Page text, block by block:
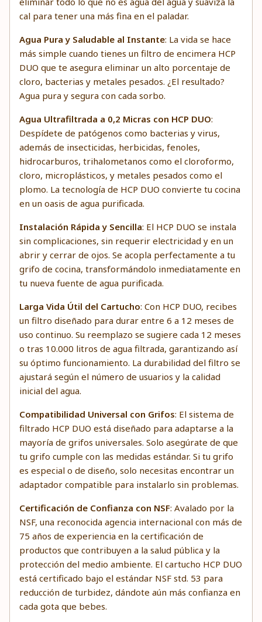
cal para tener una más fina en el paladar.
Agua Pura y Saludable al Instante: La vida se hace
más simple cuando tienes un filtro de encimera HCP
DUO que te asegura eliminar un alto porcentaje de
cloro, bacterias y metales pesados. ¿El resultado?
Agua pura y segura con cada sorbo.
Agua Ultrafiltrada a 0,2 Micras con HCP DUO:
Despídete de patógenos como bacterias y virus,
además de insecticidas, herbicidas, fenoles,
hidrocarburos, trihalometanos como el cloroformo,
cloro, microplásticos, y metales pesados como el
plomo. La tecnología de HCP DUO convierte tu cocina
en un oasis de agua purificada.
Instalación Rápida y Sencilla: El HCP DUO se instala
sin complicaciones, sin requerir electricidad y en un
abrir y cerrar de ojos. Se acopla perfectamente a tu
grifo de cocina, transformándolo inmediatamente en
tu nueva fuente de agua purificada.
Larga Vida Útil del Cartucho: Con HCP DUO, recibes
un filtro diseñado para durar entre 6 a 12 meses de
uso continuo. Su reemplazo se sugiere cada 12 meses
o tras 10.000 litros de agua filtrada, garantizando así
su óptimo funcionamiento. La durabilidad del filtro se
ajustará según el número de usuarios y la calidad
inicial del agua.
Compatibilidad Universal con Grifos: El sistema de
filtrado HCP DUO está diseñado para adaptarse a la
mayoría de grifos universales. Solo asegúrate de que
tu grifo cumple con las medidas estándar. Si tu grifo
es especial o de diseño, solo necesitas encontrar un
adaptador compatible para instalarlo sin problemas.
Certificación de Confianza con NSF: Avalado por la
NSF, una reconocida agencia internacional con más de
75 años de experiencia en la certificación de
productos que contribuyen a la salud pública y la
protección del medio ambiente. El cartucho HCP DUO
está certificado bajo el estándar NSF std. 53 para
reducción de turbidez, dándote aún más confianza en
cada gota que bebes.